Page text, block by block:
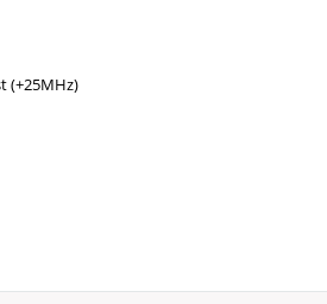
(+25MHz)